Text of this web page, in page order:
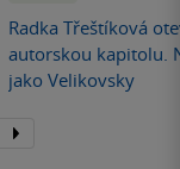
Radka Třeštíková
autorskou kapitolu.
jako Velikovsky